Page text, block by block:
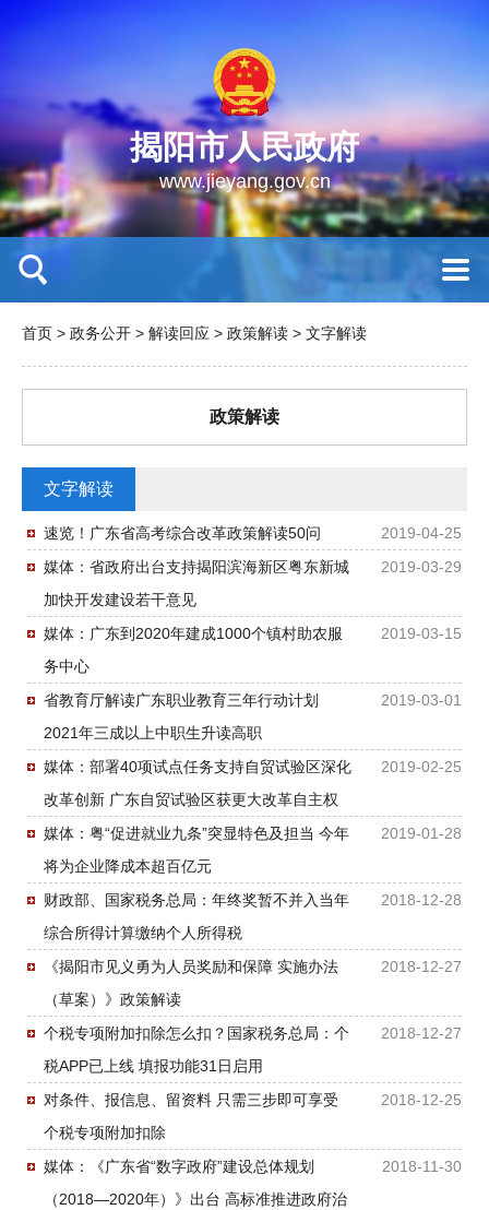
揭阳市人民政府
www.jieyang.gov.cn
首页 > 政务公开 > 解读回应 > 政策解读 > 文字解读
政策解读
文字解读
2019-04-25
速览！广东省高考综合改革政策解读50问
2019-03-29
媒体：省政府出台支持揭阳滨海新区粤东新城
加快开发建设若干意见
2019-03-15
媒体：广东到2020年建成1000个镇村助农服
务中心
2019-03-01
省教育厅解读广东职业教育三年行动计划
2021年三成以上中职生升读高职
2019-02-25
媒体：部署40项试点任务支持自贸试验区深化
改革创新 广东自贸试验区获更大改革自主权
2019-01-28
媒体：粤“促进就业九条”突显特色及担当 今年
将为企业降成本超百亿元
2018-12-28
财政部、国家税务总局：年终奖暂不并入当年
综合所得计算缴纳个人所得税
2018-12-27
《揭阳市见义勇为人员奖励和保障 实施办法
（草案）》政策解读
2018-12-27
个税专项附加扣除怎么扣？国家税务总局：个
税APP已上线 填报功能31日启用
2018-12-25
对条件、报信息、留资料 只需三步即可享受
个税专项附加扣除
2018-11-30
媒体：《广东省“数字政府”建设总体规划
（2018—2020年）》出台 高标准推进政府治